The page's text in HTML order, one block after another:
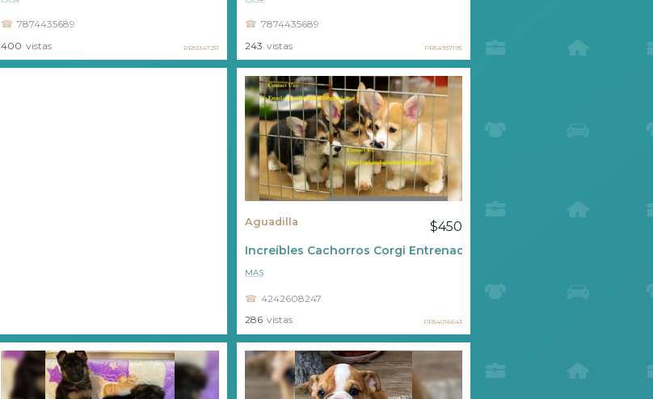
7874435689
400 vistas PR55147251
7874435689
243 vistas PR54937195
Aguadilla $450
Increíbles Cachorros Corgi Entrenados, Listos Para Su Nuevo
4242608247
MAS
286 vistas PR54016643